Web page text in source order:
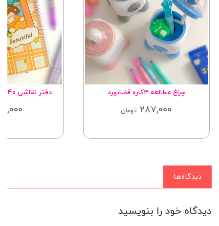
چراغ مطالعه ۳کاره فضانورد
287,000 تومان
دفتر نقاشی ۴۰برگ سری Beautiful
دیدگاه‌ها
دیدگاه خود را بنویسید